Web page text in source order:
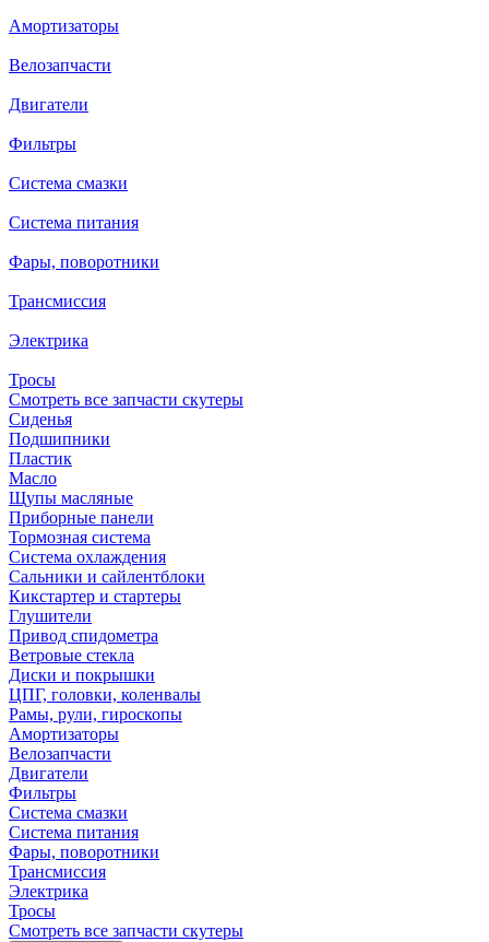
Амортизаторы
Велозапчасти
Двигатели
Фильтры
Система смазки
Система питания
Фары, поворотники
Трансмиссия
Электрика
Тросы
Смотреть все запчасти скутеры
Сиденья
Подшипники
Пластик
Масло
Щупы масляные
Приборные панели
Тормозная система
Система охлаждения
Сальники и сайлентблоки
Кикстартер и стартеры
Глушители
Привод спидометра
Ветровые стекла
Диски и покрышки
ЦПГ, головки, коленвалы
Рамы, рули, гироскопы
Амортизаторы
Велозапчасти
Двигатели
Фильтры
Система смазки
Система питания
Фары, поворотники
Трансмиссия
Электрика
Тросы
Смотреть все запчасти скутеры